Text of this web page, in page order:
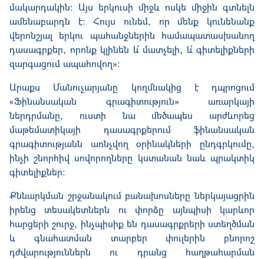
մակարդակին։ Այս երկուսի միջև ոսկե միջին գտնելն
ամենաբարդն է։ Հույս ունեմ, որ մենք կունենանք
վերոնշյալ երկու պահանջներին համապատասխանող
դասագրքեր, որոնք կլինեն և՛ մատչելի, և՛ գիտելիքների
զարգացում ապահովող»։
Արաքս Մանուչարյանը կողմնակից է դպրոցում
«Ֆինանսական գրագիտություն» առարկայի
ներդրմանը, ուստի նա մեծապես արժևորեց
մաթեմատիկայի դասագրքերում ֆինանսական
գրագիտությանն առնչվող օրինակների ընդգրկումը,
ինչի շնորհիվ սովորողները կստանան նաև պրակտիկ
գիտելիքներ։
Քննարկման շրջանակում բանախոսները ներկայացրին
իրենց տեսակետներն ու փորձը այնպիսի կարևոր
հարցերի շուրջ, ինչպիսիք են դասագրքրերի ստեղծման
և գնահատման տարբեր փուլերին բնորոշ
դժվարություններն ու դրանց հաղթահարման